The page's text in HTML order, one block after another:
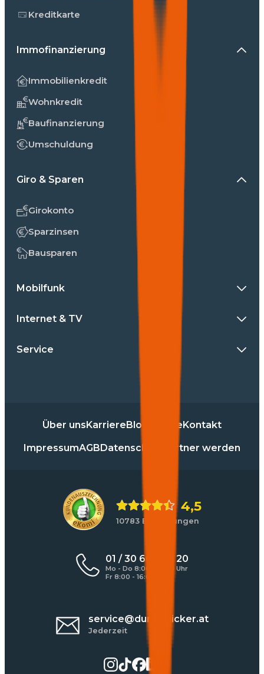
Kreditkarte
Immofinanzierung
Immobilienkredit
Wohnkredit
Baufinanzierung
Umschuldung
Giro & Sparen
Girokonto
Sparzinsen
Bausparen
Mobilfunk
Internet & TV
Service
Über unsKarriereBlog PresseKontakt
ImpressumAGBDatenschutz Partner werden
4,5
10783 Bewertungen
01 / 30 60 900 20
Mo - Do 8:00 - 17:00 Uhr
Fr 8:00 - 16:00 Uhr
service@durchblicker.at
Jederzeit